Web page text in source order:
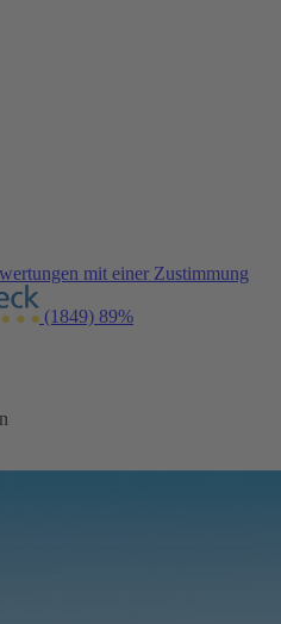
mit einer Zustimmung
(1849) 89%